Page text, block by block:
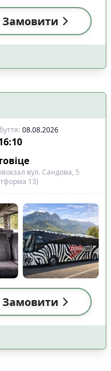
Замовити
: 08.08.2026
вул. Сандова, 5
13)
Замовити